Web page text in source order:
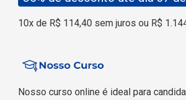
10x de R$ 114,40 sem juros ou R$
Nosso curso online é ideal para